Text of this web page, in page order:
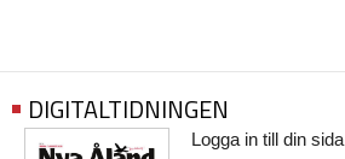
DIGITALTIDNINGEN
Logga in till din sida